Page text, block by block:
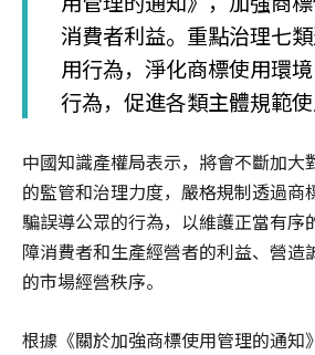
消費者利益。重點治理七
用行為，淨化商標使用環
行為，促進各類主體規範使
中國知識產權局表示，將會不斷加大
的監管和治理力度，嚴格規制透過商
騙誤導公眾的行為，以維護正當有序
障消費者和生產經營者的利益、營造
的市場經營秩序。
根據《關於加強商標使用管理的通知